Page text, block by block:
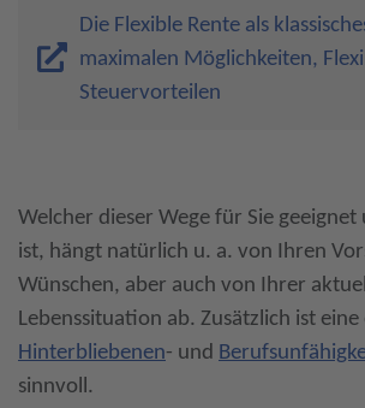
Die Flexible Rente als
maximalen Möglichkeiten,
Steuervorteilen
Welcher dieser Wege für Sie
ist, hängt natürlich u. a. von Ihren
Wünschen, aber auch von Ihrer
Lebenssituation ab. Zusätzlich ist
Hinterbliebenen- und
sinnvoll.